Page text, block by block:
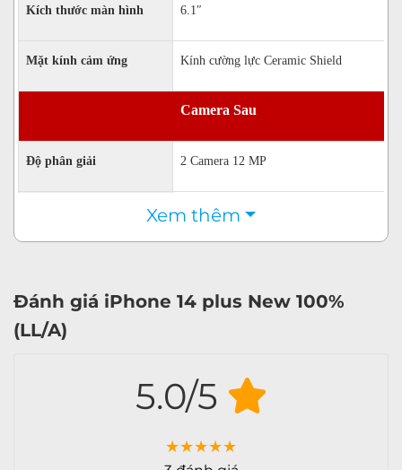
Kích thước màn hình 6.1″
Mặt kính cảm ứng Kính cường lực Ceramic Shield
Camera Sau
Độ phân giải 2 Camera 12 MP
FullHD 1080p@60fps
Chống rung EIS
Góc rộng
HDR
Xem thêm
Đánh giá iPhone 14 plus New 100%
(LL/A)
5.0/5
★★★★★